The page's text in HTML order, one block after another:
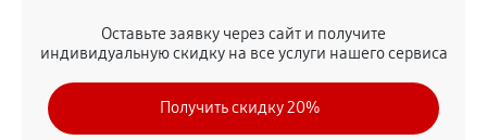
1350 руб 60 минут
Чистка от пыли объектива Canon EF-M 28mm f/3.5
Macro IS STM
Оставьте заявку через сайт и получите
индивидуальную скидку на все услуги нашего сервиса
Получить скидку 20%